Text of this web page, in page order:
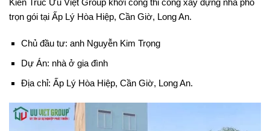
Kiến Trúc Ưu Việt Group khởi công thi công xây dựng nhà phố
trọn gói tại Ấp Lý Hòa Hiệp, Cần Giờ, Long An.
Chủ đầu tư: anh Nguyễn Kim Trọng
Dự Án: nhà ở gia đình
Địa chỉ: Ấp Lý Hòa Hiệp, Cần Giờ, Long An.